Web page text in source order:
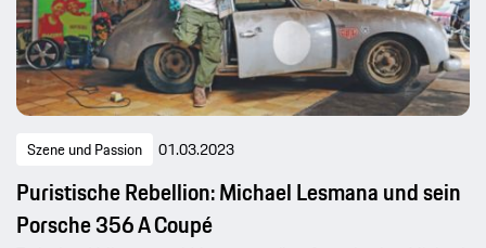
Szene und Passion 01.03.2023
Puristische Rebellion: Michael Lesmana und sein
Porsche 356 A Coupé